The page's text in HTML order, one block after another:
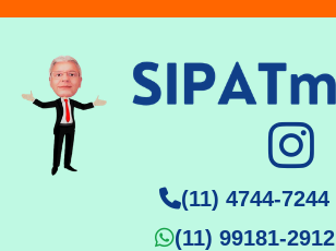
(11) 4744-7244
(11) 99181-2912